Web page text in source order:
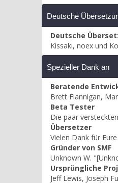
Deutsche
Deutsche
Kissaki, noex und
Spezieller Dank an
Beratende
Brett Flannigan,
Beta Tester
Die paar
Übersetzer
Vielen Dank für
Gründer von SMF
Unknown W.
Ursprüngliche
Jeff Lewis, Joseph